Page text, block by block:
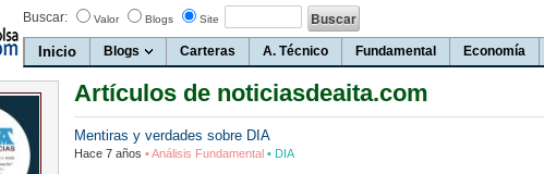
Buscar: Valor Blogs Site
Inicio Blogs Carteras A. Técnico Fundamental Economía
Artículos de noticiasdeaita.com
Mentiras y verdades sobre DIA
Hace 7 años • Análisis Fundamental • DIA